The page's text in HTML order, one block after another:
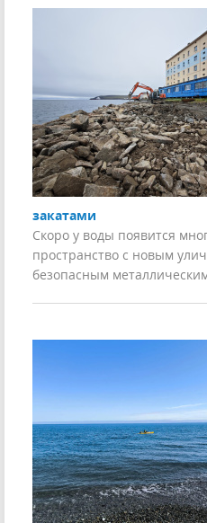
закатами
Скоро у воды появится
пространство с новым
безопасным